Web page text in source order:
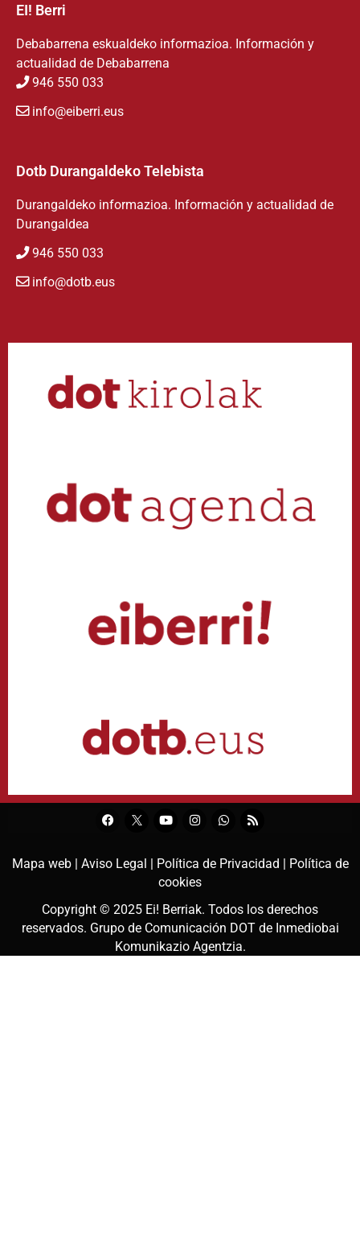
EI! Berri
Debabarrena eskualdeko informazioa. Información y
actualidad de Debabarrena
946 550 033
info@eiberri.eus
Dotb Durangaldeko Telebista
Durangaldeko informazioa. Información y actualidad de
Durangaldea
946 550 033
info@dotb.eus
Mapa web | Aviso Legal | Política de Privacidad | Política de
cookies
Copyright © 2025 Ei! Berriak. Todos los derechos
reservados. Grupo de Comunicación DOT de Inmediobai
Komunikazio Agentzia.